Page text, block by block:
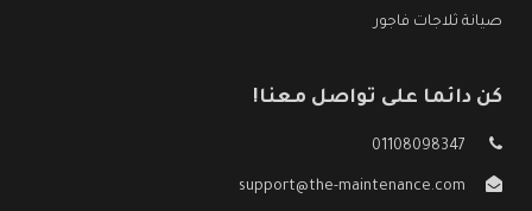
صيانة ثلاجات فاجور
كن دائما على تواصل معنا!
01108098347
support@the-maintenance.com